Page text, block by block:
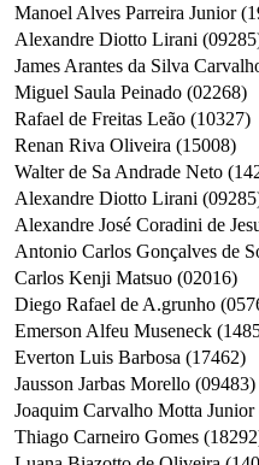
Manoel Alves Parreira Junior
Alexandre Diotto Lirani
James Arantes da Silva
Miguel Saula Peinado (02268)
Rafael de Freitas Leão (10327)
Renan Riva Oliveira (15008)
Walter de Sa Andrade Neto
Alexandre Diotto Lirani
Alexandre José Coradini de
Antonio Carlos Gonçalves de
Carlos Kenji Matsuo (02016)
Diego Rafael de A.grunho
Emerson Alfeu Museneck
Everton Luis Barbosa (17462)
Jausson Jarbas Morello (09483)
Joaquim Carvalho Motta
Thiago Carneiro Gomes